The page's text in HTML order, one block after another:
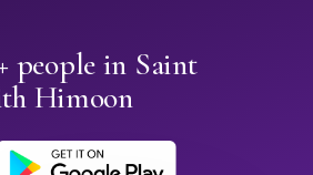
people in Saint
Himoon